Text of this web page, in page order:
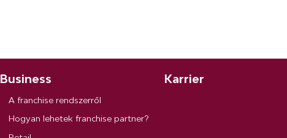
Business
A franchise rendszerről
Hogyan lehetek franchise partner?
Karrier